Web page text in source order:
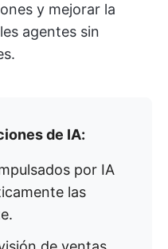
y mejorar la
agentes sin
de IA:
por IA
las